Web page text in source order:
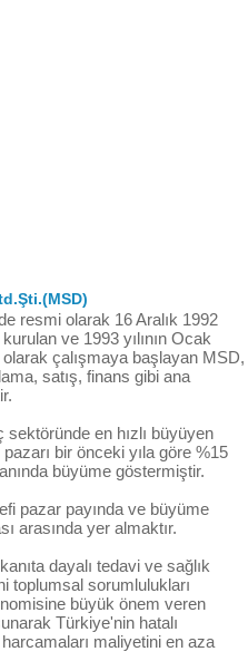
resmi olarak 16 Aralık 1992
ve 1993 yılının Ocak
çalışmaya başlayan MSD,
satış, finans gibi ana
sektöründe en hızlı büyüyen
bir önceki yıla göre %15
büyüme göstermiştir.
pazar payında ve büyüme
arasında yer almaktır.
dayalı tedavi ve sağlık
toplumsal sorumlulukları
büyük önem veren
Türkiye'nin hatalı
maliyetini en aza